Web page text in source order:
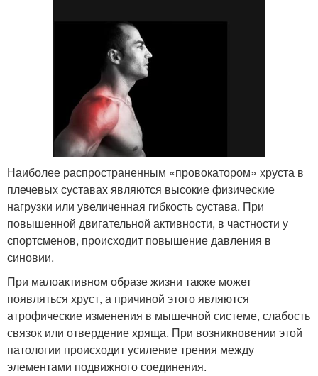
Наиболее распространенным «провокатором» хруста в
плечевых суставах являются высокие физические
нагрузки или увеличенная гибкость сустава. При
повышенной двигательной активности, в частности у
спортсменов, происходит повышение давления в
синовии.
При малоактивном образе жизни также может
появляться хруст, а причиной этого являются
атрофические изменения в мышечной системе, слабость
связок или отвердение хряща. При возникновении этой
патологии происходит усиление трения между
элементами подвижного соединения.